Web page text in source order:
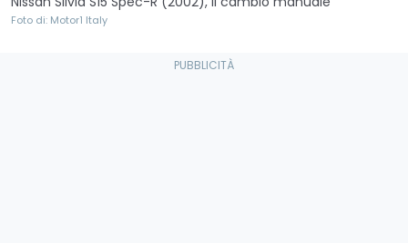
Foto di: Motor1 Italy